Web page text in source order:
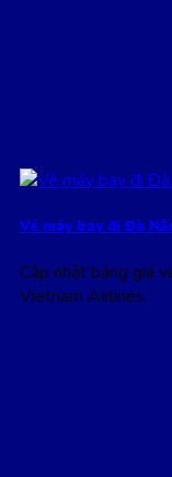
Vé máy bay đi Đà
Cập nhật bảng giá
Vietnam Airlines